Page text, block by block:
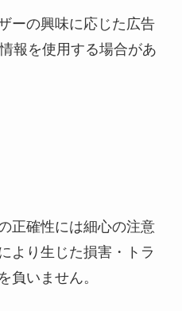
ーの興味に応じた広告
報を使用する場合があ
正確性には細心の注意
より生じた損害・トラ
負いません。